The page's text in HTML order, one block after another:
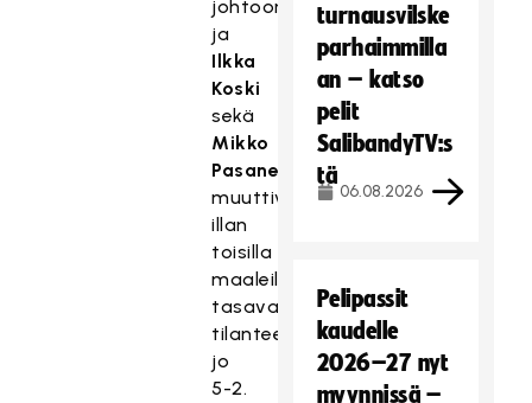
johtoon
ja
Ilkka
Koski
sekä
Mikko
Pasanen
muuttivat
illan
toisilla
maaleillaan
tasavajaalla
tilanteeksi
jo
5-2.
turnausvilske
parhaimmilla
an – katso
pelit
SalibandyTV:s
tä
06.08.2026
Pelipassit
kaudelle
2026–27 nyt
myynnissä –